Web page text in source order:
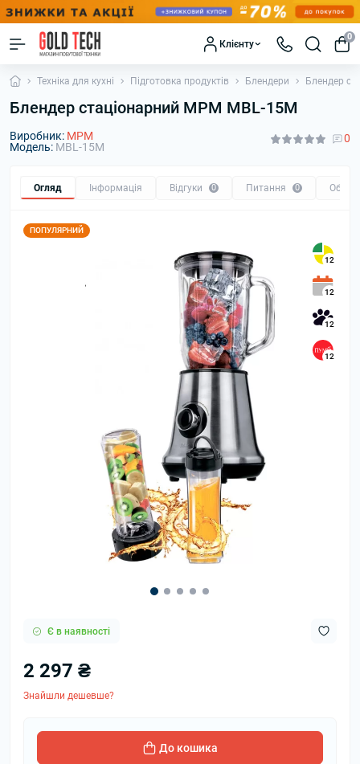
Клієнту
0
Техніка для кухні Підготовка продуктів Блендери Блендер
Блендер стаціонарний MPM MBL-15M
Виробник: MPM
Модель: MBL-15M
0
Огляд Інформація Відгуки 0 Питання 0 Обмін
ПОПУЛЯРНИЙ
12
12
12
12
Є в наявності
2 297 ₴
Знайшли дешевше?
До кошика